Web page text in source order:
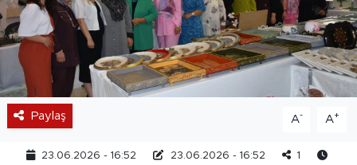
Paylaş A- A+
23.06.2026 - 16:52 23.06.2026 - 16:52
1